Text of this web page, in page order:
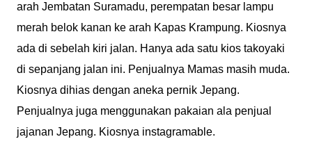
arah Jembatan Suramadu, perempatan besar lampu
merah belok kanan ke arah Kapas Krampung. Kiosnya
ada di sebelah kiri jalan. Hanya ada satu kios takoyaki
di sepanjang jalan ini. Penjualnya Mamas masih muda.
Kiosnya dihias dengan aneka pernik Jepang.
Penjualnya juga menggunakan pakaian ala penjual
jajanan Jepang. Kiosnya instagramable.